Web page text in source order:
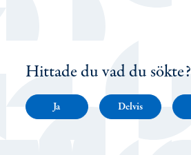
Hittade du vad du sökte?
Ja Delvis